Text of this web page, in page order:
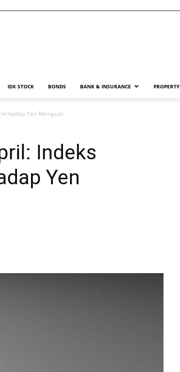
IDX STOCK BONDS BANK & INSURANCE PROPERTY
Yen Menguat
Indeks
Yen